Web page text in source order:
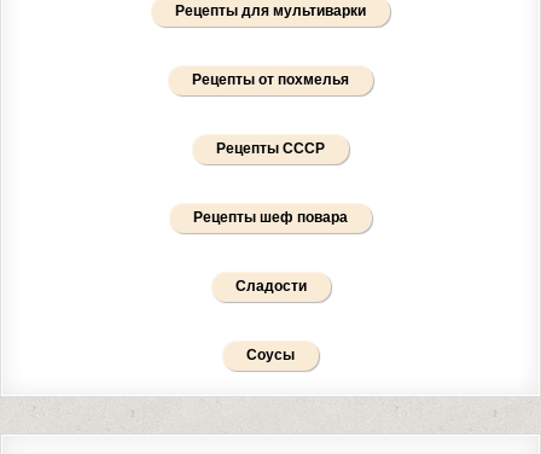
Рецепты для мультиварки
Рецепты от похмелья
Рецепты СССР
Рецепты шеф повара
Сладости
Соусы